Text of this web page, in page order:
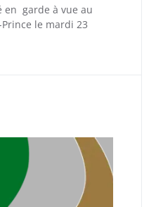
en garde à vue au
le mardi 23